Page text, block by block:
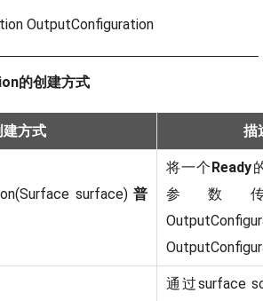
OutputConfiguration
的创建方式
建方式 描
surface) 普
将一个Ready
参数
通过surface